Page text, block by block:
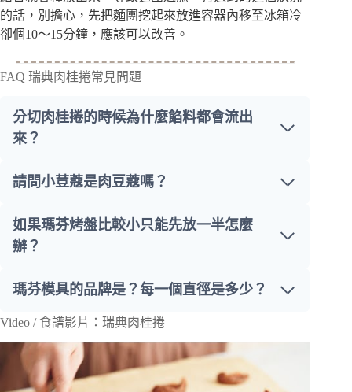
的話，別擔心，先把麵團挖起來放進容器內移至冰箱冷
卻個10～15分鐘，應該可以改善。
FAQ 瑞典肉桂捲常見問題
分切肉桂捲的時候為什麼餡料都會流出
來？
請問小荳蔻是肉豆蔻嗎？
如果瑪芬烤盤比較小只能先放一半怎麼
辦？
瑪芬模具的品牌是？每一個直徑是多少？
Video / 食譜影片：瑞典肉桂捲